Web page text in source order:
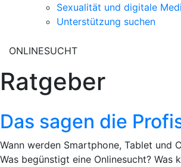
Sexualität und digitale
Unterstützung suchen
ONLINESUCHT
Ratgeber
Das sagen die
Wann werden Smartphone, Tablet und
Was begünstigt eine Onlinesucht? Was